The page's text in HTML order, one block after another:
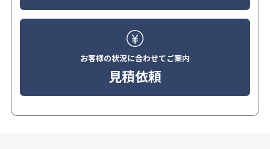
お客様の状況に合わせてご案内
見積依頼